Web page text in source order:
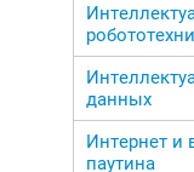
данных
Интернет и
паутина